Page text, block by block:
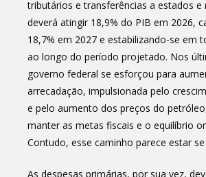
tributários e transferências a estados e
deverá atingir 18,9% do PIB em 2026,
18,7% em 2027 e estabilizando-se em
ao longo do período projetado. Nos
governo federal se esforçou para
arrecadação, impulsionada pelo
e pelo aumento dos preços do
manter as metas fiscais e o equilíbrio
Contudo, esse caminho parece estar
As despesas primárias, por sua vez,